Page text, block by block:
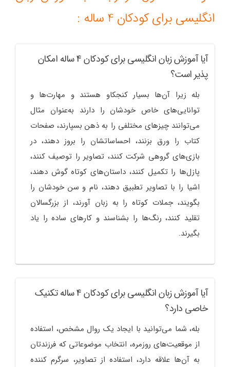
انگلیسی برای کودکان 4 ساله :
آیا آموزش زبان انگلیسی برای کودکان 4 ساله امکان
پذیر است؟
بله زیرا آن‌ها بسیار کنجکاو هستند و مهارت‌ها و
توانایی‌های خاص خودشان را دارند به‌عنوان مثال
می‌توانند چیزهای مختلفی را به ذهن بسپارند، صفحات
کتاب را ورق بزنند، احساساتشان را بروز دهند، در
بازی‌های گروهی شرکت کنند، تصاویر را توصیف کنند،
پازل‌ها را تکمیل کنند، داستان‌های کوتاه گوش دهند،
اشیا را با تصاویر تطبیق دهند، نام و سن خودشان را
بگویند، جملات کوتاه را به زبان آورند، از بزرگسالان
تقلید کنند، رنگ‌ها را بشناسند و کارهای ساده را یاد
بگیرند.
آیا آموزش زبان انگلیسی برای کودکان 4 ساله تکنیک
خاصی دارد؟
بله، شما می‌توانید با ایجاد یک روال مشخص، استفاده
از موقعیت‌های روزمره، انتخاب موضوعاتی که فرزندتان
به آن‌ها علاقه دارد، استفاده از تصاویر، سرگرم کننده